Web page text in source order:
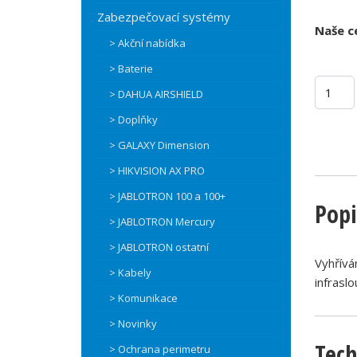
Zabezpečovací systémy
> Akční nabídka
> Baterie
> DAHUA AIRSHIELD
> Doplňky
> GALAXY Dimension
> HIKVISION AX PRO
> JABLOTRON 100 a 100+
> JABLOTRON Mercury
> JABLOTRON ostatní
> Kabely
> Komunikace
> Novinky
> Ochrana perimetru
Naše